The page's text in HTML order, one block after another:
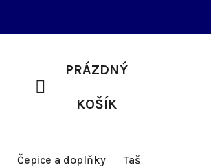
NÁKUPNÍ
PRÁZDNÝ
KOŠÍK
Čepice a doplňky Tašky a batohy